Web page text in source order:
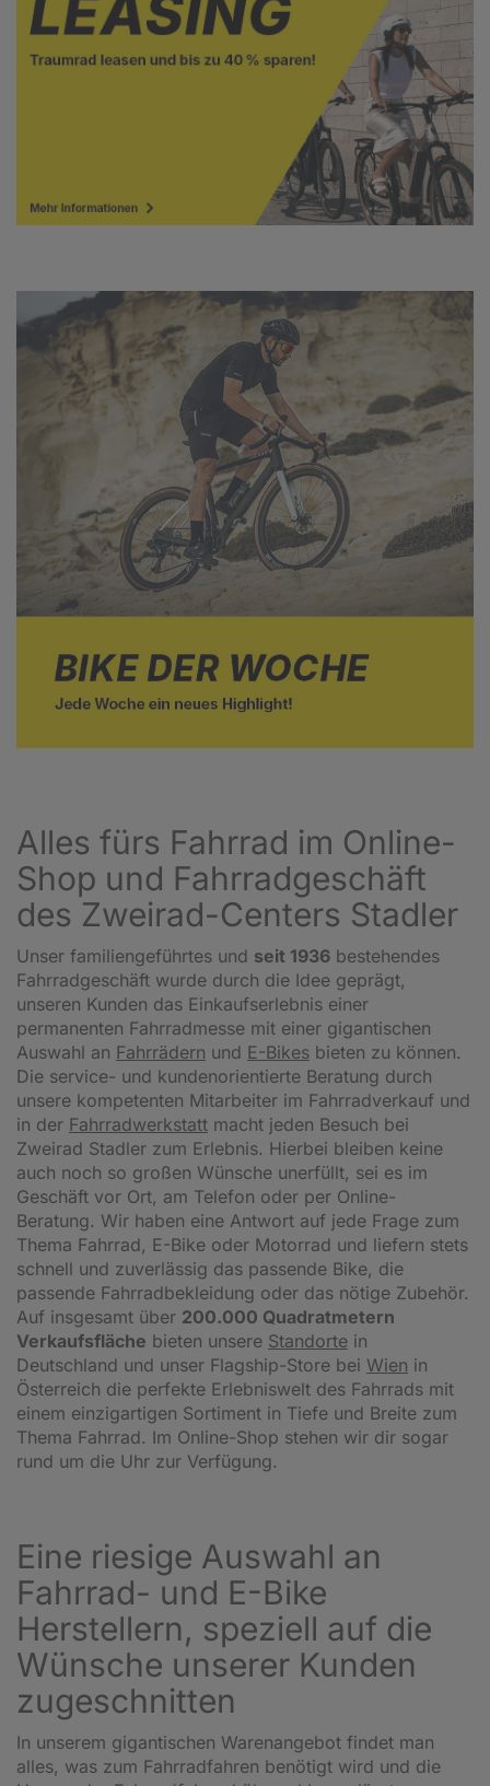
Alles fürs Fahrrad im Online-
Shop und Fahrradgeschäft
des Zweirad-Centers Stadler
Unser familiengeführtes und seit 1936 bestehendes
Fahrradgeschäft wurde durch die Idee geprägt,
unseren Kunden das Einkaufserlebnis einer
permanenten Fahrradmesse mit einer gigantischen
Auswahl an Fahrrädern und E-Bikes bieten zu können.
Die service- und kundenorientierte Beratung durch
unsere kompetenten Mitarbeiter im Fahrradverkauf und
in der Fahrradwerkstatt macht jeden Besuch bei
Zweirad Stadler zum Erlebnis. Hierbei bleiben keine
auch noch so großen Wünsche unerfüllt, sei es im
Geschäft vor Ort, am Telefon oder per Online-
Beratung. Wir haben eine Antwort auf jede Frage zum
Thema Fahrrad, E-Bike oder Motorrad und liefern stets
schnell und zuverlässig das passende Bike, die
passende Fahrradbekleidung oder das nötige Zubehör.
Auf insgesamt über 200.000 Quadratmetern
Verkaufsfläche bieten unsere Standorte in
Deutschland und unser Flagship-Store bei Wien in
Österreich die perfekte Erlebniswelt des Fahrrads mit
einem einzigartigen Sortiment in Tiefe und Breite zum
Thema Fahrrad. Im Online-Shop stehen wir dir sogar
rund um die Uhr zur Verfügung.
Eine riesige Auswahl an
Fahrrad- und E-Bike
Herstellern, speziell auf die
Wünsche unserer Kunden
zugeschnitten
In unserem gigantischen Warenangebot findet man
alles, was zum Fahrradfahren benötigt wird und die